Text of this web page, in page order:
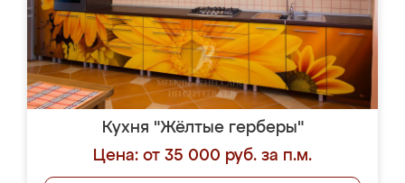
Кухня "Жёлтые герберы"
Цена: от 35 000 руб. за п.м.